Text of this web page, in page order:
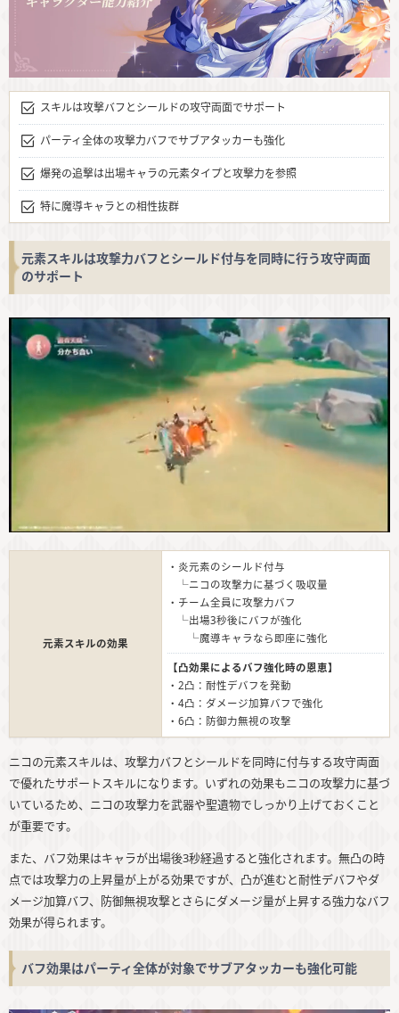
スキルは攻撃バフとシールドの攻守両面でサポート
パーティ全体の攻撃力バフでサブアタッカーも強化
爆発の追撃は出場キャラの元素タイプと攻撃力を参照
特に魔導キャラとの相性抜群
元素スキルは攻撃力バフとシールド付与を同時に行う攻守両面
のサポート
元素スキルの効果
・炎元素のシールド付与
└ニコの攻撃力に基づく吸収量
・チーム全員に攻撃力バフ
└出場3秒後にバフが強化
└魔導キャラなら即座に強化
【凸効果によるバフ強化時の恩恵】
・2凸：耐性デバフを発動
・4凸：ダメージ加算バフで強化
・6凸：防御力無視の攻撃
ニコの元素スキルは、攻撃力バフとシールドを同時に付与する攻守両面
で優れたサポートスキルになります。いずれの効果もニコの攻撃力に基づ
いているため、ニコの攻撃力を武器や聖遺物でしっかり上げておくこと
が重要です。
また、バフ効果はキャラが出場後3秒経過すると強化されます。無凸の時
点では攻撃力の上昇量が上がる効果ですが、凸が進むと耐性デバフやダ
メージ加算バフ、防御無視攻撃とさらにダメージ量が上昇する強力なバフ
効果が得られます。
バフ効果はパーティ全体が対象でサブアタッカーも強化可能